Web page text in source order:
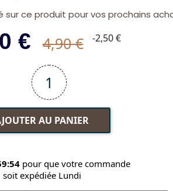
sur ce produit pour vos prochains
€ 4,90 € -2,50 €
AU PANIER
pour que votre commande
soit expédiée Lundi